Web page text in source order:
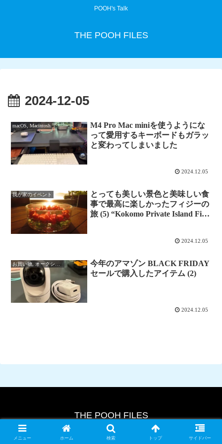
POOH's Talk
THE POOH FILES
2024-12-05
macOS, Macintosh
M4 Pro Mac miniを使うようにな
って愛用するキーボードもガラッ
と変わってしまいました
2024.12.05
我が家のイベント
とっても美しい景色と美味しい食
事で最高に楽しかったフィジーの
旅 (5) “Kokomo Private Island Fiji”
2024.12.05
お買い物, オークション
今年のアマゾン BLACK FRIDAY
セールで購入したアイテム (2)
2024.12.05
THE POOH FILES
© 2024 THE POOH FILES.
メニュー ホーム 検索 トップ サイドバー